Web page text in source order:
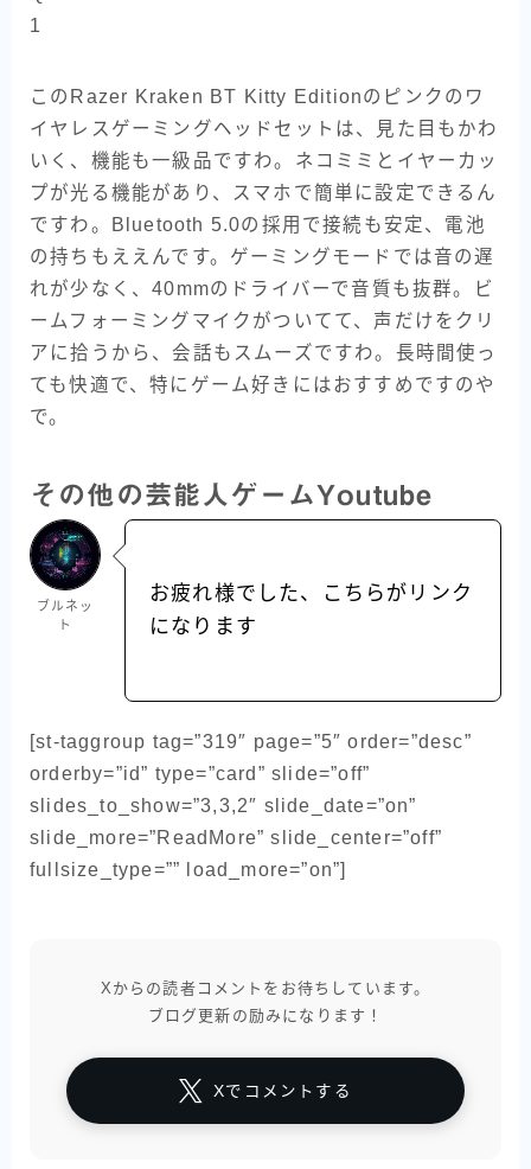
このRazer Kraken BT Kitty Editionのピンクのワ
イヤレスゲーミングヘッドセットは、見た目もかわ
いく、機能も一級品ですわ。ネコミミとイヤーカッ
プが光る機能があり、スマホで簡単に設定できるん
ですわ。Bluetooth 5.0の採用で接続も安定、電池
の持ちもええんです。ゲーミングモードでは音の遅
れが少なく、40mmのドライバーで音質も抜群。ビ
ームフォーミングマイクがついてて、声だけをクリ
アに拾うから、会話もスムーズですわ。長時間使っ
ても快適で、特にゲーム好きにはおすすめですのや
で。
その他の芸能人ゲームYoutube
ブルネッ
ト
お疲れ様でした、こちらがリンク
になります
[st-taggroup tag=”319″ page=”5″ order=”desc”
orderby=”id” type=”card” slide=”off”
slides_to_show=”3,3,2″ slide_date=”on”
slide_more=”ReadMore” slide_center=”off”
fullsize_type=”” load_more=”on”]
Xからの読者コメントをお待ちしています。
ブログ更新の励みになります！
Xでコメントする